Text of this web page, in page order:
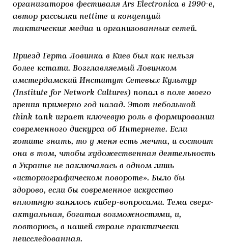
организаторов фестиваля Ars Electronica в 1990-е,
автор рассылки nettime и концепций
тактических медиа и организованных сетей.
Приезд Герта Ловинка в Киев был как нельзя
более кстати. Возглавляемый Ловинком
амстердамский Институт Сетевых Культур
(Institute for Network Cultures) попал в поле моего
зрения примерно год назад. Этот небольшой
think tank играет ключевую роль в формировании
современного дискурса об Интернете. Если
хотите знать, то у меня есть мечта, и состоит
она в том, чтобы художественная деятельность
в Украине не заключалась в одном лишь
«историографическом повороте». Было бы
здорово, если бы современное искусство
вплотную занялось кибер-вопросами. Тема сверх-
актуальная, богатая возможностями, и,
повторюсь, в нашей стране практически
неисследованная.